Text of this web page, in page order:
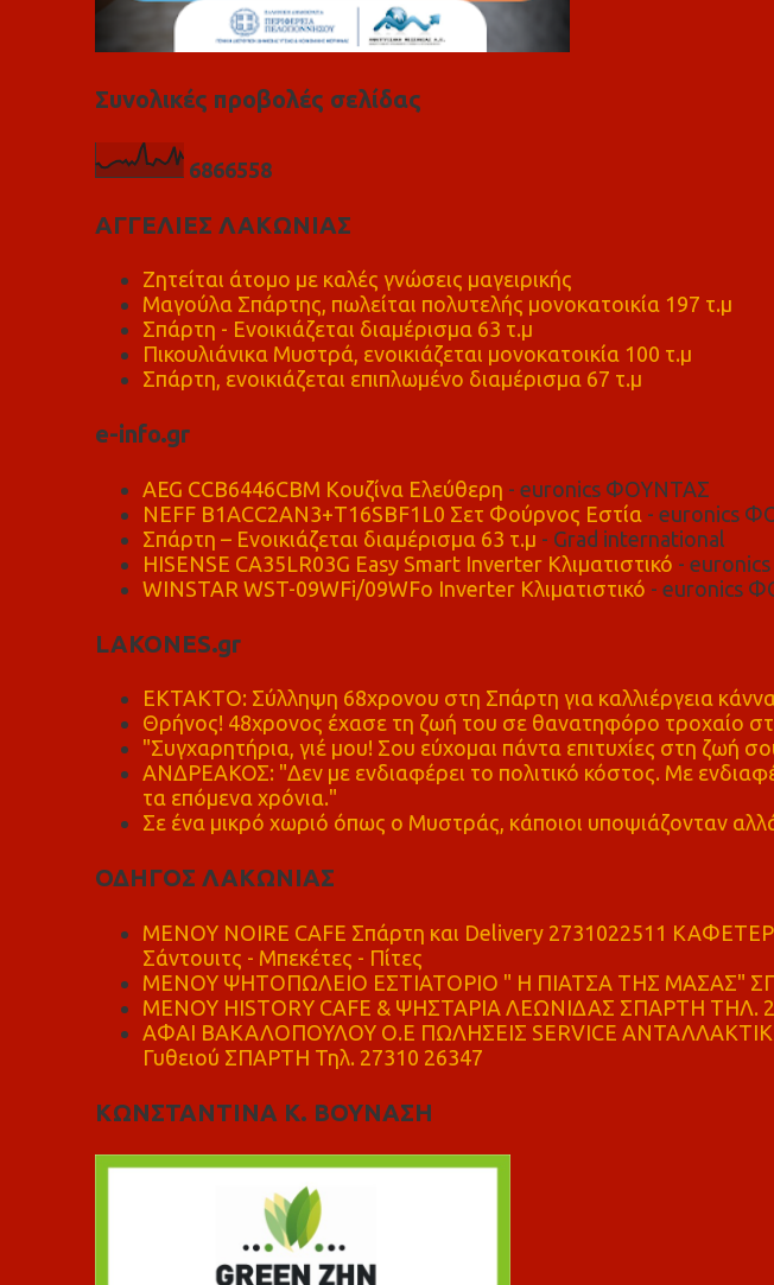
Συνολικές προβολές σελίδας
6866558
ΑΓΓΕΛΙΕΣ ΛΑΚΩΝΙΑΣ
Ζητείται άτομο με καλές γνώσεις μαγειρικής
Μαγούλα Σπάρτης, πωλείται πολυτελής μονοκατοικία 197 τ.μ
Σπάρτη - Ενοικιάζεται διαμέρισμα 63 τ.μ
Πικουλιάνικα Μυστρά, ενοικιάζεται μονοκατοικία 100 τ.μ
Σπάρτη, ενοικιάζεται επιπλωμένο διαμέρισμα 67 τ.μ
e-info.gr
AEG CCB6446CBM Κουζίνα Ελεύθερη - euronics ΦΟΥΝΤΑΣ
NEFF B1ACC2AN3+T16SBF1L0 Σετ Φούρνος Εστία - euronics
Σπάρτη – Ενοικιάζεται διαμέρισμα 63 τ.μ - Grad international
HISENSE CA35LR03G Easy Smart Inverter Κλιματιστικό -
WINSTAR WST-09WFi/09WFo Inverter Κλιματιστικό - euronics
LAKONES.gr
ΕΚΤΑΚΤΟ: Σύλληψη 68χρονου στη Σπάρτη για καλλιέργεια
Θρήνος! 48χρονος έχασε τη ζωή του σε θανατηφόρο τροχαίο
"Συγχαρητήρια, γιέ μου! Σου εύχομαι πάντα επιτυχίες στη ζωή
ΑΝΔΡΕΑΚΟΣ: "Δεν με ενδιαφέρει το πολιτικό κόστος. Με
τα επόμενα χρόνια."
Σε ένα μικρό χωριό όπως ο Μυστράς, κάποιοι υποψιάζονταν
ΟΔΗΓΟΣ ΛΑΚΩΝΙΑΣ
MENOY NOIRE CAFE Σπάρτη και Delivery 2731022511
Σάντουιτς - Μπεκέτες - Πίτες
ΜΕΝΟΥ ΨΗΤΟΠΩΛΕΙΟ ΕΣΤΙΑΤΟΡΙΟ " Η ΠΙΑΤΣΑ ΤΗΣ ΜΑΣΑΣ"
ΜΕΝΟΥ HISTORY CAFE & ΨΗΣΤΑΡΙΑ ΛΕΩΝΙΔΑΣ ΣΠΑΡΤΗ ΤΗΛ.
ΑΦΑΙ ΒΑΚΑΛΟΠΟΥΛΟΥ Ο.Ε ΠΩΛΗΣΕΙΣ SERVICE
Γυθειού ΣΠΑΡΤΗ Τηλ. 27310 26347
ΚΩΝΣΤΑΝΤΙΝΑ Κ. ΒΟΥΝΑΣΗ